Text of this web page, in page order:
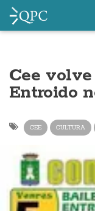
Cee
Entroido
CEE CULTURA